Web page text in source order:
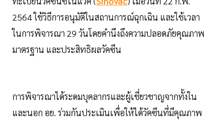
2564 ใช้วิธีการอนุมัติในสถานการณ์ฉุกเฉิน และใช้เวลา
ในการพิจารณา 29 วันโดยคำนึงถึงความปลอดภัยคุณภาพ
มาตรฐาน และประสิทธิผลวัคซีน
การพิจารณาได้ระดมบุคลากรและผู้เชี่ยวชาญจากทั้งใน
และนอก อย. ร่วมกันประเมินเพื่อให้ได้วัคซีนที่มีคุณภาพ